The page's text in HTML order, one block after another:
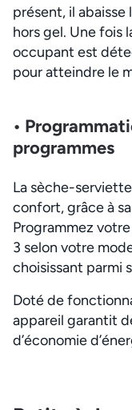
présent, il
hors gel. Une fois
occupant est
pour atteindre le
•
programmes
La sèche-
confort, grâce à
Programmez
3 selon votre
choisissant parmi
Doté de
appareil garantit
d’économie